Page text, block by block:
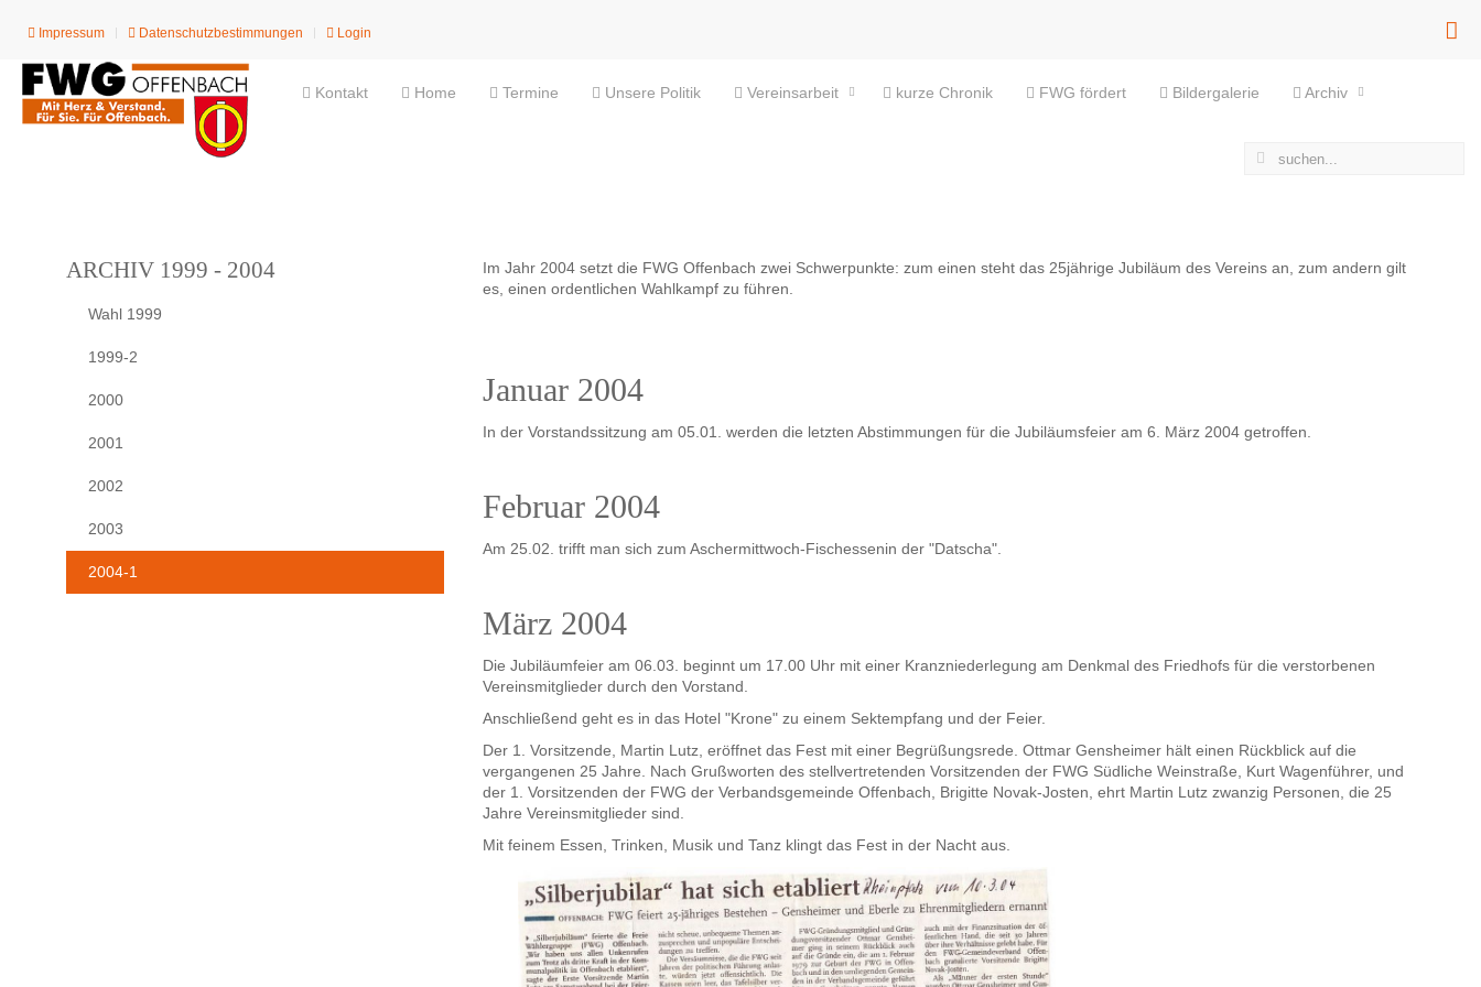
Impressum Datenschutzbestimmungen Login
Kontakt Home Termine Unsere Politik Vereinsarbeit kurze Chronik FWG fördert Bildergalerie Archiv
Im Jahr 2004 setzt die FWG Offenbach zwei Schwerpunkte: zum einen steht das 25jährige Jubiläum des Vereins an, zum andern gilt
es, einen ordentlichen Wahlkampf zu führen.
Januar 2004
In der Vorstandssitzung am 05.01. werden die letzten Abstimmungen für die Jubiläumsfeier am 6. März 2004 getroffen.
Februar 2004
Am 25.02. trifft man sich zum Aschermittwoch-Fischessenin der "Datscha".
März 2004
Die Jubiläumfeier am 06.03. beginnt um 17.00 Uhr mit einer Kranzniederlegung am Denkmal des Friedhofs für die verstorbenen
Vereinsmitglieder durch den Vorstand.
Anschließend geht es in das Hotel "Krone" zu einem Sektempfang und der Feier.
Der 1. Vorsitzende, Martin Lutz, eröffnet das Fest mit einer Begrüßungsrede. Ottmar Gensheimer hält einen Rückblick auf die
vergangenen 25 Jahre. Nach Grußworten des stellvertretenden Vorsitzenden der FWG Südliche Weinstraße, Kurt Wagenführer, und
der 1. Vorsitzenden der FWG der Verbandsgemeinde Offenbach, Brigitte Novak-Josten, ehrt Martin Lutz zwanzig Personen, die 25
Jahre Vereinsmitglieder sind.
Mit feinem Essen, Trinken, Musik und Tanz klingt das Fest in der Nacht aus.
ARCHIV 1999 - 2004
Wahl 1999
1999-2
2000
2001
2002
2003
2004-1